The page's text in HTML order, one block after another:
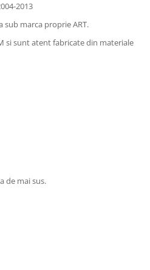
2013
sub marca proprie ART.
si sunt atent fabricate din materiale
de mai sus.